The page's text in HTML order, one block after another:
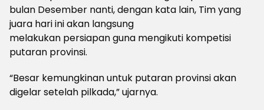
bulan Desember nanti, dengan kata lain, Tim yang
juara hari ini akan langsung
melakukan persiapan guna mengikuti kompetisi
putaran provinsi.
“Besar kemungkinan untuk putaran provinsi akan
digelar setelah pilkada,” ujarnya.